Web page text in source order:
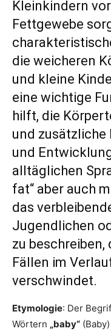
Kleinkindern
Fettgewebe
die weicheren
und kleine
eine wichtige
hilft, die
und zusätzliche
und
alltäglichen
fat“ aber auch
das
Jugendlichen
zu beschreiben,
Fällen im
verschwindet.
Etymologie: Der
Wörtern „baby“